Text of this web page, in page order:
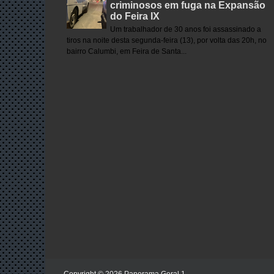
criminosos em fuga na Expansão
do Feira IX
Um trabalhador de 30 anos foi assassinado a
tiros na noite desta segunda-feira (13), por volta das 20h, no
bairro Calumbi, em Feira de Santa...